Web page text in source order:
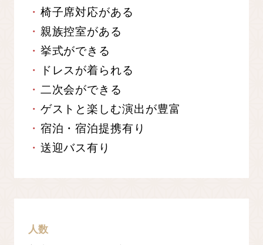
椅子席対応がある
親族控室がある
挙式ができる
ドレスが着られる
二次会ができる
ゲストと楽しむ演出が豊富
宿泊・宿泊提携有り
送迎バス有り
人数